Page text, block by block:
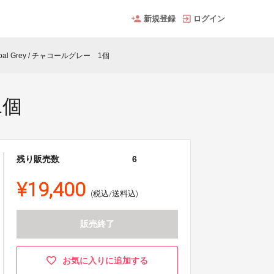
新規登録 ログイン
Grey / チャコールグレー 1個
残り販売数 6
¥19,400 (税込/送料込)
販売終了
お気に入りに追加する